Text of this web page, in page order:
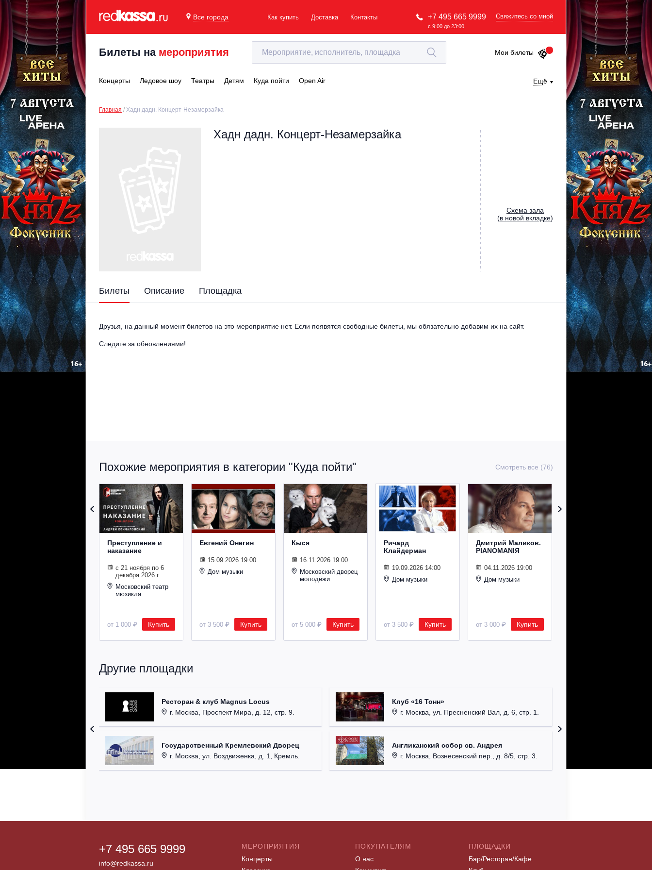
Все города Как купить Доставка Контакты +7 495 665 9999
с 9:00 до 23:00
Свяжитесь со мной
Билеты на мероприятия Мои билеты
Концерты Ледовое шоу Театры Детям Куда пойти Open Air Ещё
Главная Хадн дадн. Концерт-Незамерзайка
Хадн дадн. Концерт-Незамерзайка
Cхема зала
(в новой вкладке)
Билеты Описание Площадка
Друзья, на данный момент билетов на это мероприятие нет. Если появятся свободные билеты, мы обязательно добавим их на сайт.
Следите за обновлениями!
Похожие мероприятия в категории "Куда пойти" Смотреть все (76)
Преступление и
наказание
с 21 ноября по 6
декабря 2026 г.
Московский театр
мюзикла
от 1 000 ₽ Купить
Евгений Онегин
15.09.2026 19:00
Дом музыки
от 3 500 ₽ Купить
Кыся
16.11.2026 19:00
Московский дворец
молодёжи
от 5 000 ₽ Купить
Ричард
Клайдерман
19.09.2026 14:00
Дом музыки
от 3 500 ₽ Купить
Дмитрий Маликов.
PIANOMANIЯ
04.11.2026 19:00
Дом музыки
от 3 000 ₽ Купить
Другие площадки
Ресторан & клуб Magnus Locus
г. Москва, Проспект Мира, д. 12, стр. 9.
Государственный Кремлевский Дворец
г. Москва, ул. Воздвиженка, д. 1, Кремль.
Клуб «16 Тонн»
г. Москва, ул. Пресненский Вал, д. 6, стр. 1.
Англиканский собор св. Андрея
г. Москва, Вознесенский пер., д. 8/5, стр. 3.
+7 495 665 9999
info@redkassa.ru
МЕРОПРИЯТИЯ
Концерты
ПОКУПАТЕЛЯМ
О нас
ПЛОЩАДКИ
Бар/Ресторан/Кафе